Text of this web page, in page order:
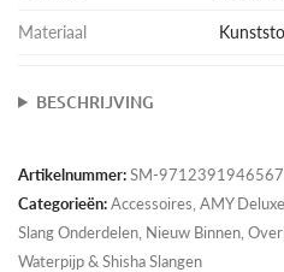
Materiaal
BESCHRIJVING
Artikelnummer:SM-9712391946567
Categorieën:Accessoires AMY Deluxe
Slang Onderdelen Nieuw Binnen
Waterpijp & Shisha Slangen